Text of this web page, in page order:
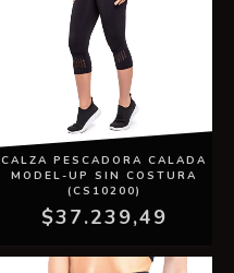
CALZA PESCADORA CALADA
MODEL-UP SIN COSTURA
(CS10200)
$37.239,49